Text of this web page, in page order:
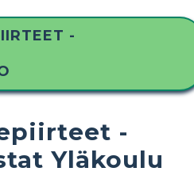
-
-
Yläkoulu